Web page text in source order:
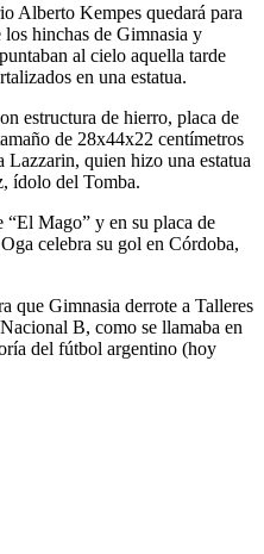
Alberto Kempes quedará para
hinchas de Gimnasia y
al cielo aquella tarde
en una estatua.
estructura de hierro, placa de
de 28x44x22 centímetros
Lazzarin, quien hizo una estatua
ídolo del Tomba.
Mago” y en su placa de
celebra su gol en Córdoba,
que Gimnasia derrote a Talleres
B, como se llamaba en
del fútbol argentino (hoy